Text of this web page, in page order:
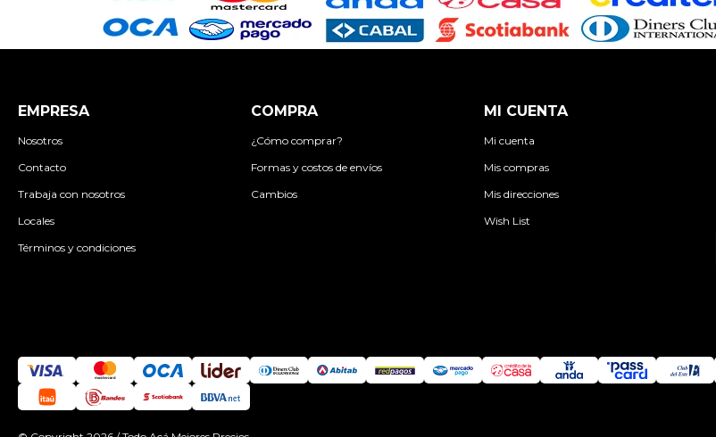
EMPRESA
Nosotros
Contacto
Trabaja con nosotros
Locales
Términos y condiciones
COMPRA
¿Cómo comprar?
Formas y costos de envíos
Cambios
MI CUENTA
Mi cuenta
Mis compras
Mis direcciones
Wish List